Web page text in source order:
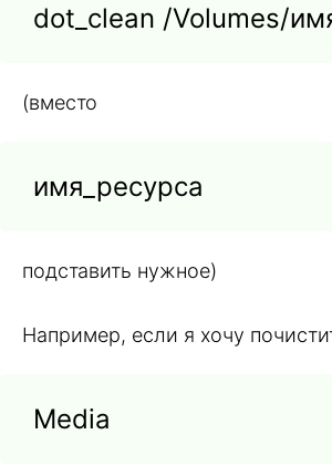
dot_clean /Volumes/
(вместо
имя_ресурса
подставить нужное)
Например, если я хочу
Media